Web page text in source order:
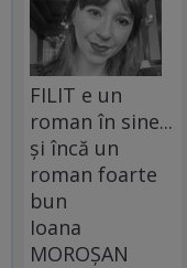
FILIT e un
roman în sine...
și încă un
roman foarte
bun
Ioana
MOROȘAN